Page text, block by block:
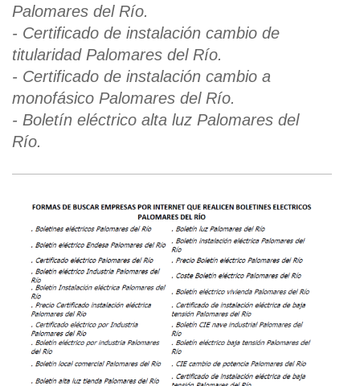
Palomares del Río.
- Certificado de instalación cambio de
titularidad Palomares del Río.
- Certificado de instalación cambio a
monofásico Palomares del Río.
- Boletín eléctrico alta luz Palomares del
Río.